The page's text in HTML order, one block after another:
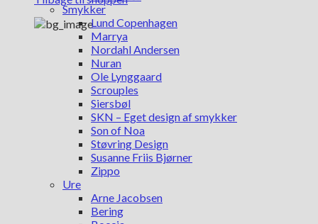
Smykker
Lund Copenhagen
Marrya
Nordahl Andersen
Nuran
Ole Lynggaard
Scrouples
Siersbøl
SKN – Eget design af smykker
Son of Noa
Støvring Design
Susanne Friis Bjørner
Zippo
Ure
Arne Jacobsen
Bering